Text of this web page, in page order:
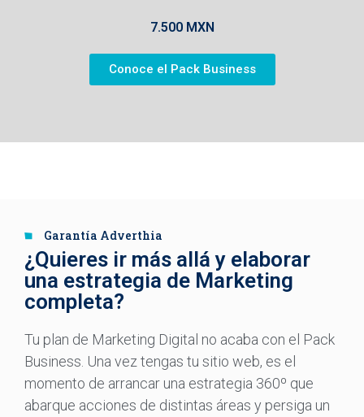
7.500 MXN
Conoce el Pack Business
Garantía Adverthia
¿Quieres ir más allá y elaborar
una estrategia de Marketing
completa?
Tu plan de Marketing Digital no acaba con el Pack
Business. Una vez tengas tu sitio web, es el
momento de arrancar una estrategia 360º que
abarque acciones de distintas áreas y persiga un